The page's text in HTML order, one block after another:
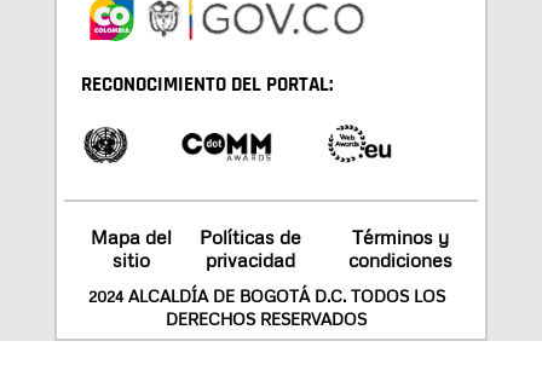
RECONOCIMIENTO DEL PORTAL:
Mapa del
sitio
Políticas de
privacidad
Términos y
condiciones
2024 ALCALDÍA DE BOGOTÁ D.C. TODOS LOS
DERECHOS RESERVADOS